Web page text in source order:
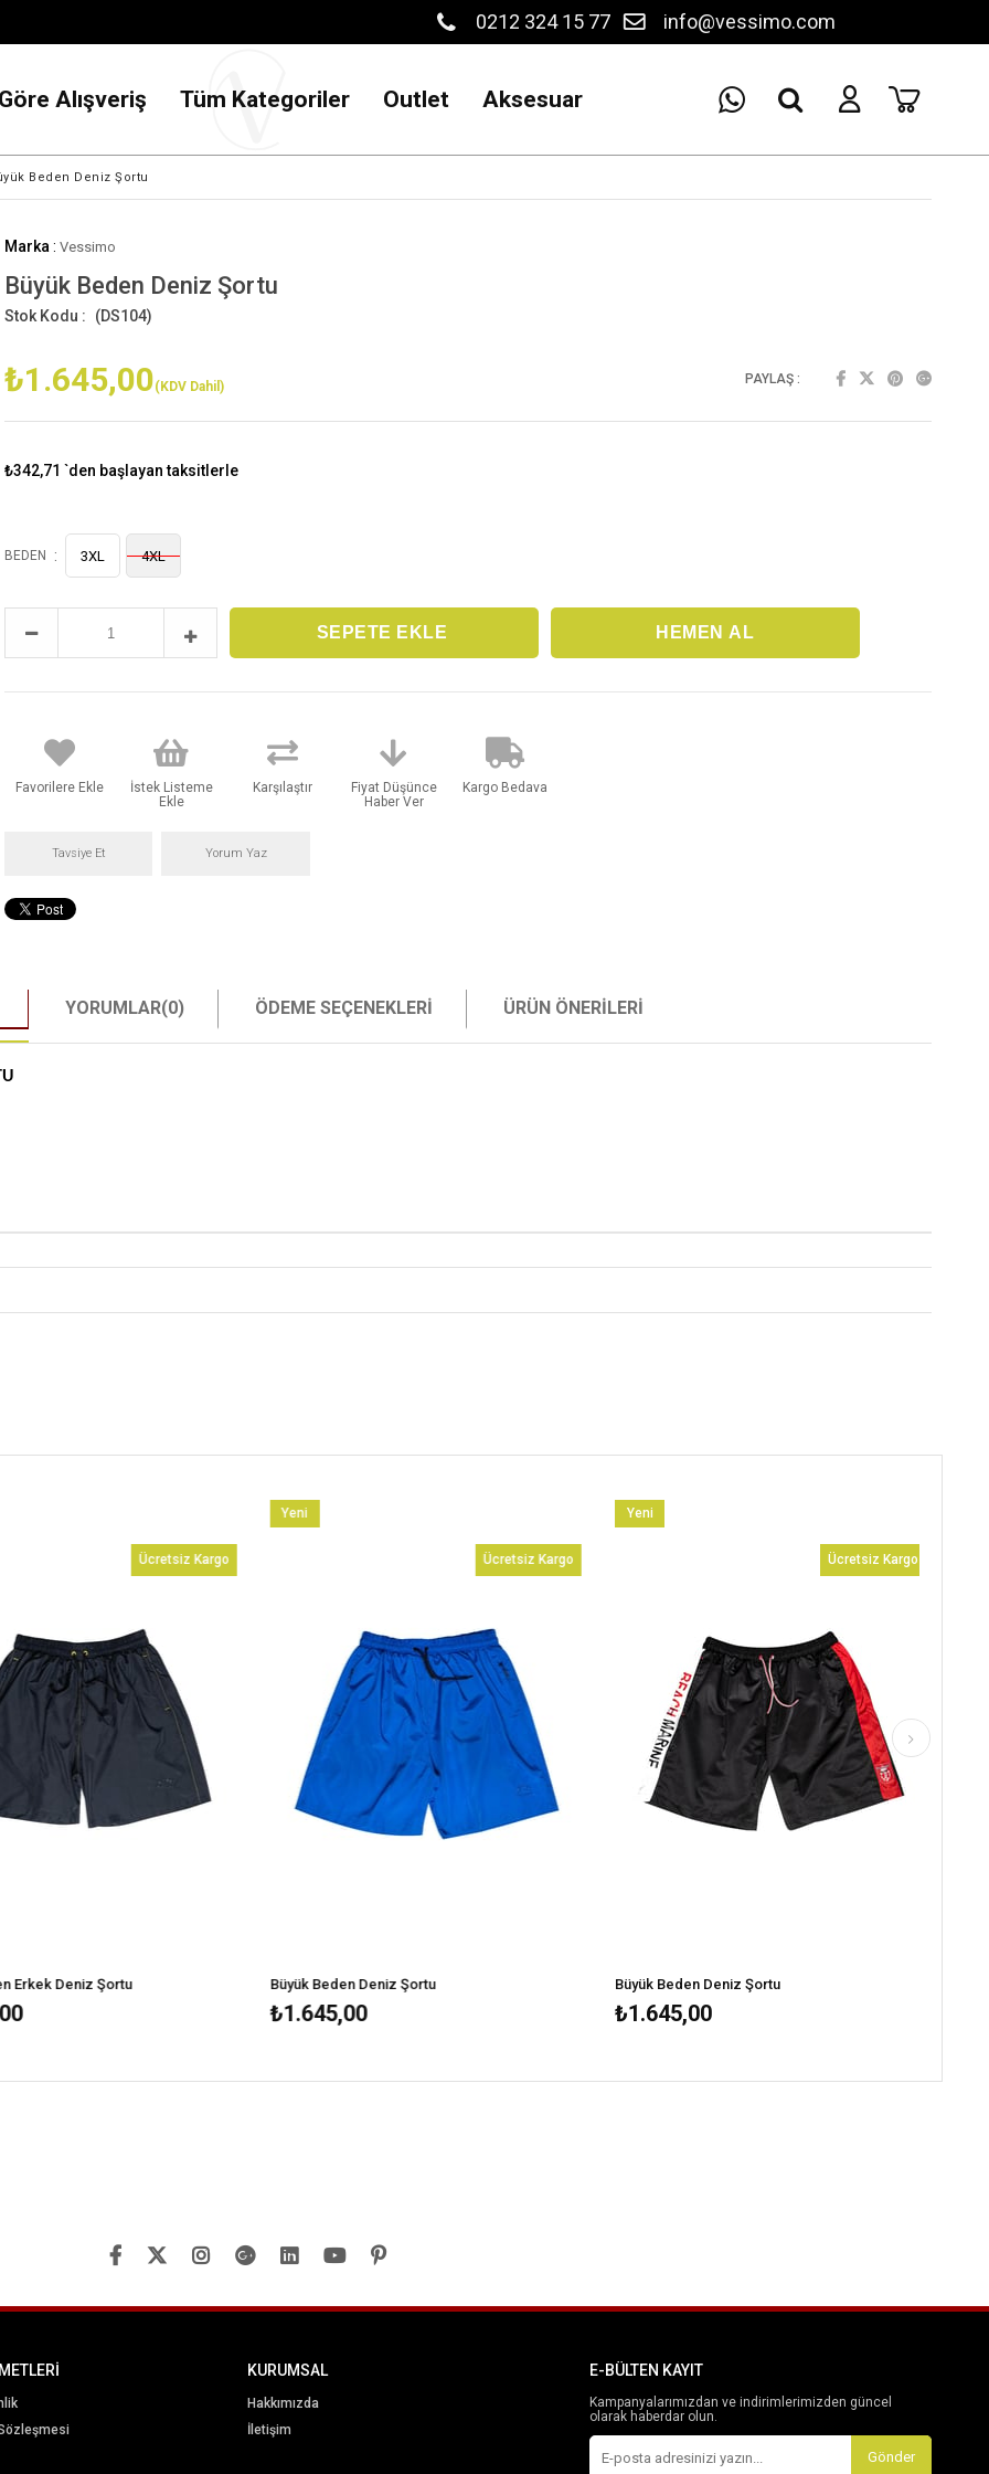
info@vessimo.com
0212 324 15 77
Alışveriş Tüm Kategoriler Outlet Aksesuar
Beden Deniz Şortu
Marka : Vessimo
Büyük Beden Deniz Şortu
(DS104)
₺1.645,00(KDV Dahil) PAYLAŞ :
₺342,71 `den başlayan taksitlerle
BEDEN : 3XL 4XL
Favorilere Ekle
İstek Listeme
Ekle
Karşılaştır
Fiyat Düşünce
Haber Ver
Kargo Bedava
Tavsiye Et Yorum Yaz
YORUMLAR(0) ÖDEME SEÇENEKLERI ÜRÜN ÖNERILERI
Erkek Deniz Şortu
Ücretsiz Kargo
Büyük Beden Deniz Şortu
₺1.645,00
Ücretsiz Kargo
Yeni
Büyük Beden Deniz Şortu
₺1.645,00
Ücretsiz Kargo
Yeni
KURUMSAL
Hakkımızda
İletişim
E-BÜLTEN KAYIT
Kampanyalarımızdan ve indirimlerimizden güncel
olarak haberdar olun.
Gönder